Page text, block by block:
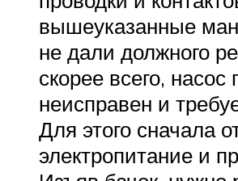
вышеуказанные
не дали должного
скорее всего,
неисправен и
Для этого сначала
электропитание и